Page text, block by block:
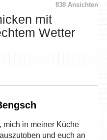
838 Ansichten
mit
Wetter
mich in meiner Küche
und euch an